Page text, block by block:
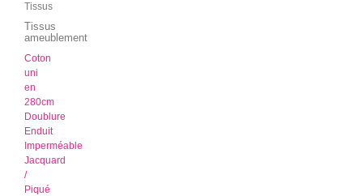
Tissus
Tissus
ameublement
Coton
uni
en
280cm
Doublure
Enduit
Imperméable
Jacquard
/
Piqué